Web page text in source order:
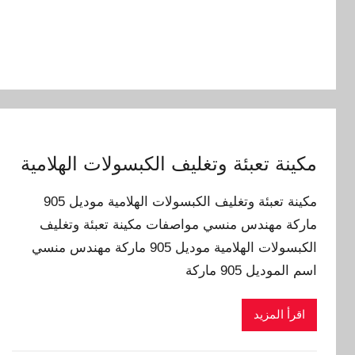
مكينة تعبئة وتغليف الكبسولات الهلامية
مكينة تعبئة وتغليف الكبسولات الهلامية موديل 905
ماركة مهندس منسي مواصفات مكينة تعبئة وتغليف
الكبسولات الهلامية موديل 905 ماركة مهندس منسي
اسم الموديل 905 ماركة
اقرأ المزيد